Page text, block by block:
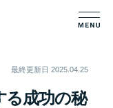
最終更新日 2025.04.25
る成功の秘